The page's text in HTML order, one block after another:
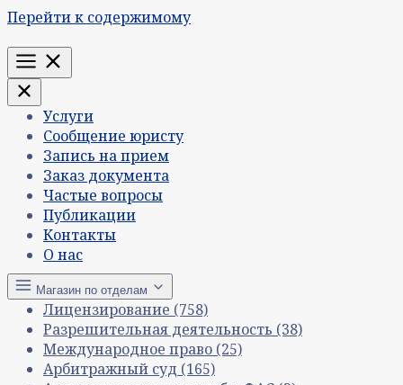
Перейти к содержимому
Меню
Услуги
Сообщение юристу
Запись на прием
Заказ документа
Частые вопросы
Публикации
Контакты
О нас
Магазин по отделам
Лицензирование (758)
Разрешительная деятельность (38)
Международное право (25)
Арбитражный суд (165)